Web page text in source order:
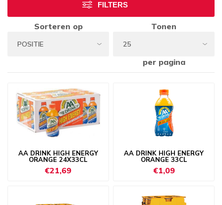
FILTERS
Sorteren op Tonen
per pagina
AA DRINK HIGH ENERGY
ORANGE 24X33CL
€21,69
AA DRINK HIGH ENERGY
ORANGE 33CL
€1,09